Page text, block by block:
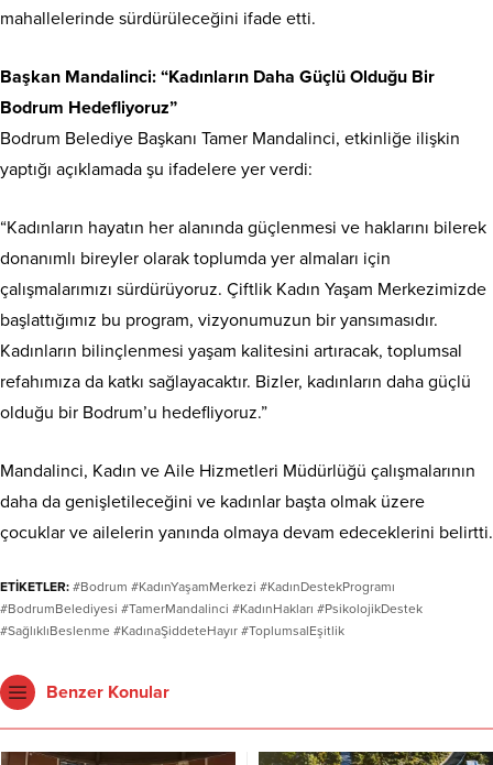
mahallelerinde sürdürüleceğini ifade etti.
Başkan Mandalinci: “Kadınların Daha Güçlü Olduğu Bir
Bodrum Hedefliyoruz”
Bodrum Belediye Başkanı Tamer Mandalinci, etkinliğe ilişkin
yaptığı açıklamada şu ifadelere yer verdi:
“Kadınların hayatın her alanında güçlenmesi ve haklarını bilerek
donanımlı bireyler olarak toplumda yer almaları için
çalışmalarımızı sürdürüyoruz. Çiftlik Kadın Yaşam Merkezimizde
başlattığımız bu program, vizyonumuzun bir yansımasıdır.
Kadınların bilinçlenmesi yaşam kalitesini artıracak, toplumsal
refahımıza da katkı sağlayacaktır. Bizler, kadınların daha güçlü
olduğu bir Bodrum’u hedefliyoruz.”
Mandalinci, Kadın ve Aile Hizmetleri Müdürlüğü çalışmalarının
daha da genişletileceğini ve kadınlar başta olmak üzere
çocuklar ve ailelerin yanında olmaya devam edeceklerini belirtti.
ETİKETLER: #Bodrum #KadınYaşamMerkezi #KadınDestekProgramı
#BodrumBelediyesi #TamerMandalinci #KadınHakları #PsikolojikDestek
#SağlıklıBeslenme #KadınaŞiddeteHayır #ToplumsalEşitlik
Benzer Konular